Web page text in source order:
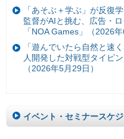
「あそぶ＋学ぶ」が反復
監督がAIと挑む、広告・
「NOA Games」（2026年
「遊んでいたら自然と速
人開発した対戦型タイピ
（2026年5月29日）
イベント・セミナースケ